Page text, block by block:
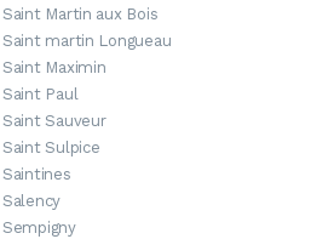
Martin aux Bois
martin Longueau
Maximin
Paul
Sauveur
Sulpice